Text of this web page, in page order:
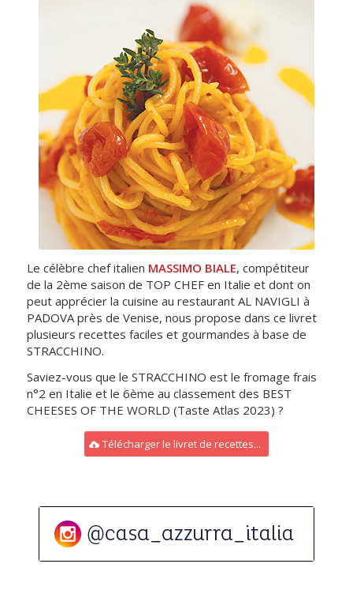
Le célèbre chef italien MASSIMO BIALE, compétiteur
de la 2ème saison de TOP CHEF en Italie et dont on
peut apprécier la cuisine au restaurant AL NAVIGLI à
PADOVA près de Venise, nous propose dans ce livret
plusieurs recettes faciles et gourmandes à base de
STRACCHINO.
Saviez-vous que le STRACCHINO est le fromage frais
n°2 en Italie et le 6ème au classement des BEST
CHEESES OF THE WORLD (Taste Atlas 2023) ?
Télécharger le livret de recettes...